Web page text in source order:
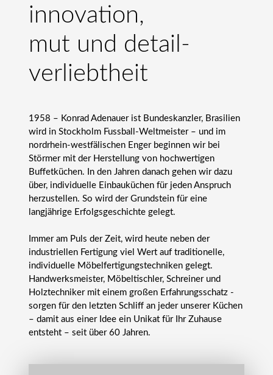
innovation,
mut und detail­
verliebt­heit
1958 – Konrad Adenauer ist Bundeskanzler, Brasilien
wird in Stockholm Fussball-Weltmeister – und im
nordrhein-westfälischen Enger beginnen wir bei
Störmer mit der Herstellung von hochwertigen
Buffetküchen. In den Jahren danach gehen wir dazu
über, individuelle Einbauküchen für jeden Anspruch
herzustellen. So wird der Grundstein für eine
langjährige Erfolgsgeschichte gelegt.
Immer am Puls der Zeit, wird heute neben der
industriellen Fertigung viel Wert auf traditionelle,
individuelle Möbelfertigungstechniken gelegt.
Handwerksmeister, Möbeltischler, Schreiner und
Holztechniker mit einem großen Erfahrungsschatz ­
sorgen für den letzten Schliff an jeder unserer Küchen
– damit aus einer Idee ein Unikat für Ihr Zuhause
entsteht – seit über 60 Jahren.